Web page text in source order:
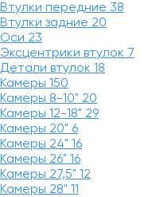
Втулки передние 38
Втулки задние 20
Оси 23
Эксцентрики втулок 7
Детали втулок 18
Камеры 150
Камеры 8-10" 20
Камеры 12-18" 29
Камеры 20" 6
Камеры 24" 16
Камеры 26" 16
Камеры 27,5" 12
Камеры 28" 11